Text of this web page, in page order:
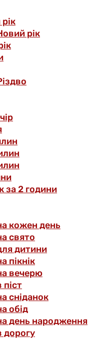
рік
за 2 години
кожен день
свято
дитини
пікнік
вечерю
сніданок
обід
день народження
дорогу